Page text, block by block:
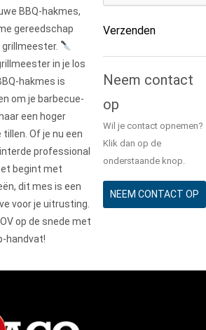
BBQ-hakmes,
gereedschap
grillmeester.
in je los
hakmes is
om je barbecue-
een hoger
tillen. Of je nu een
professional
begint met
dit mes is een
voor je uitrusting.
op de snede met
handvat!
Verzenden
Neem contact
op
Wil je contact opnemen?
Klik dan op de
onderstaande knop.
NEEM CONTACT OP